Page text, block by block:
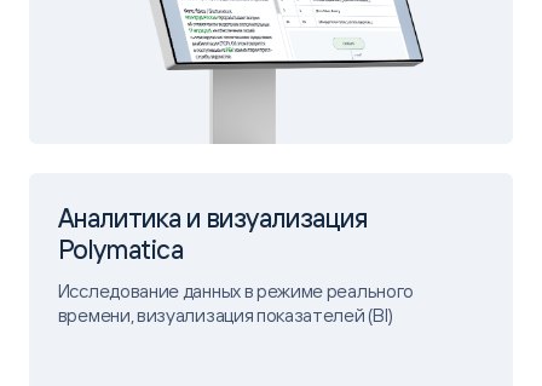
Аналитика и визуализация
Polymatica
Исследование данных в режиме реального
времени, визуализация показателей (BI)